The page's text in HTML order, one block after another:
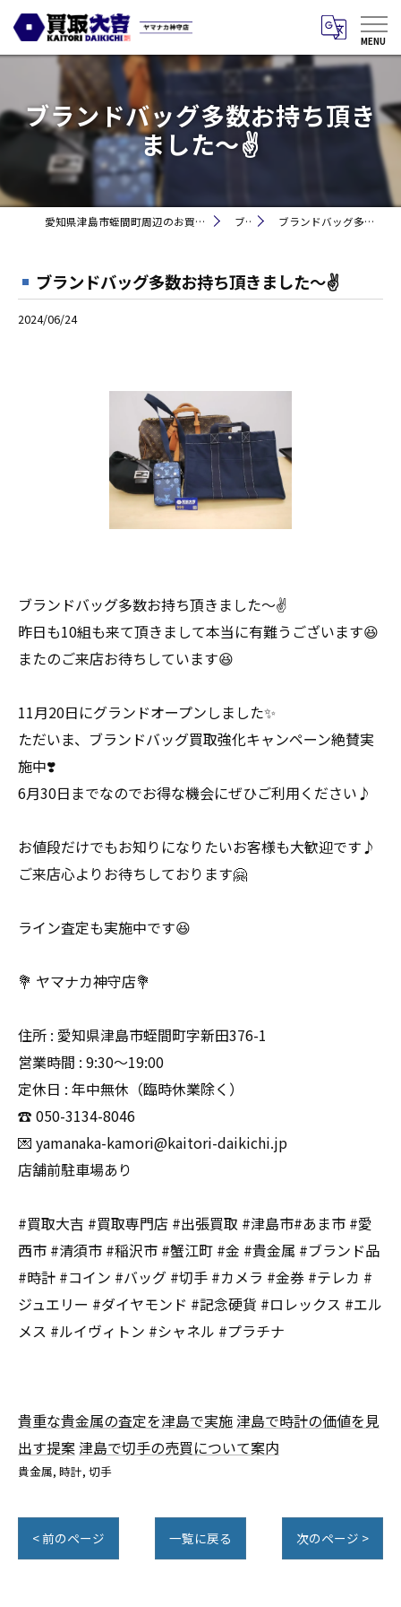
ブランドバッグ多数お持ち頂き
ました〜✌
愛知県津島市蛭間町周辺のお買取りなら買取大吉 ヤマナカ神守店 ブログ ブランドバッグ多数お持ち頂きました〜✌
ブランドバッグ多数お持ち頂きました〜✌
2024/06/24
ブランドバッグ多数お持ち頂きました〜✌
昨日も10組も来て頂きまして本当に有難うございます😆
またのご来店お待ちしています😆
11月20日にグランドオープンしました✨
ただいま、ブランドバッグ買取強化キャンペーン絶賛実
施中❣️
6月30日までなのでお得な機会にぜひご利用ください♪
お値段だけでもお知りになりたいお客様も大歓迎です♪
ご来店心よりお待ちしております🤗
ライン査定も実施中です😆
💐 ヤマナカ神守店💐
住所 : 愛知県津島市蛭間町字新田376-1
営業時間 : 9:30〜19:00
定休日 : 年中無休（臨時休業除く）
☎️ 050-3134-8046
💌 yamanaka-kamori@kaitori-daikichi.jp
店舗前駐車場あり
#買取大吉 #買取専門店 #出張買取 #津島市#あま市 #愛
西市 #清須市 #稲沢市 #蟹江町 #金 #貴金属 #ブランド品
#時計 #コイン #バッグ #切手 #カメラ #金券 #テレカ #
ジュエリー #ダイヤモンド #記念硬貨 #ロレックス #エル
メス #ルイヴィトン #シャネル #プラチナ
貴重な貴金属の査定を津島で実施 津島で時計の価値を見
出す提案 津島で切手の売買について案内
貴金属 時計 切手
< 前のページ 一覧に戻る 次のページ >